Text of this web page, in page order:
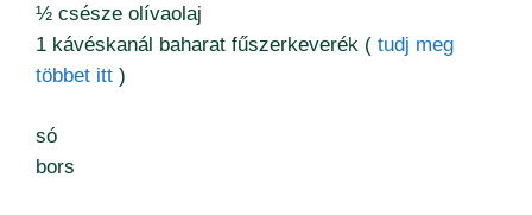
½ csésze olívaolaj
1 kávéskanál baharat fűszerkeverék ( tudj meg
többet itt )
só
bors